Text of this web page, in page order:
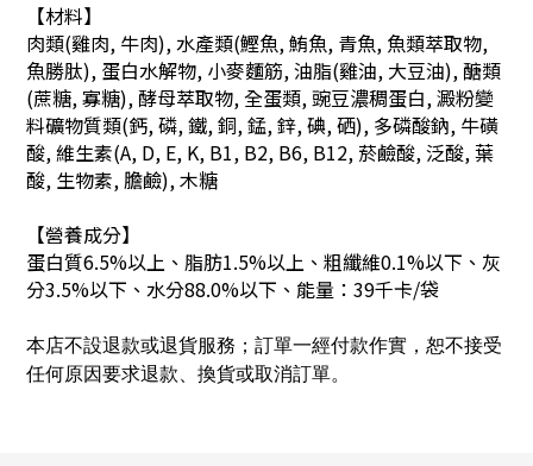
【材料】
肉類(雞肉, 牛肉), 水產類(鰹魚, 鮪魚, 青魚, 魚類萃取物,
魚勝肽), 蛋白水解物, 小麥麵筋, 油脂(雞油, 大豆油), 醣類
(蔗糖, 寡糖), 酵母萃取物, 全蛋類, 豌豆濃稠蛋白, 澱粉變
料礦物質類(鈣, 磷, 鐵, 銅, 錳, 鋅, 碘, 硒), 多磷酸鈉, 牛磺
酸, 維生素(A, D, E, K, B1, B2, B6, B12, 菸鹼酸, 泛酸, 葉
酸, 生物素, 膽鹼), 木糖
【營養成分】
蛋白質6.5%以上、脂肪1.5%以上、粗纖維0.1%以下、灰
分3.5%以下、水分88.0%以下、能量：39千卡/袋
本店不設退款或退貨服務；訂單一經付款作實，恕不接受
任何原因要求退款、換貨或取消訂單。